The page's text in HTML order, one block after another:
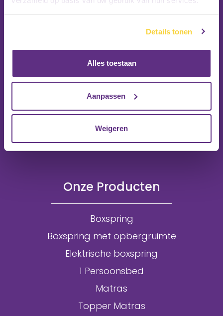
Details tonen
Alles toestaan
Aanpassen
Weigeren
Onze Producten
Boxspring
Boxspring met opbergruimte
Elektrische boxspring
1 Persoonsbed
Matras
Topper Matras